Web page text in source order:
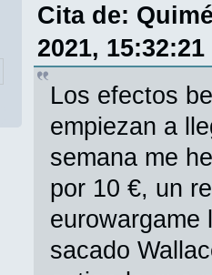
Cita de:
2021, 15:32:21
Los efectos
empiezan a
semana me
por 10 €, un
eurowargame
sacado